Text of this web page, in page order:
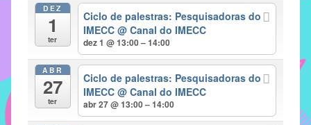
professores
DEZ
1
ter
Ciclo de palestras: Pesquisadoras do
IMECC@ Canal do IMECC
dez 1 @ 13:00 – 14:00
ABR
27
ter
Ciclo de palestras: Pesquisadoras do
IMECC@ Canal do IMECC
abr 27 @ 13:00 – 14:00